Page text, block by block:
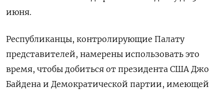
июня.
Республиканцы, контролирующие Палату
представителей, намерены использовать это
время, чтобы добиться от президента США Джо
Байдена и Демократической партии, имеющей